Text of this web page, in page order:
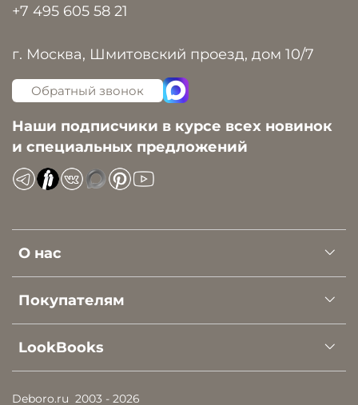
О нас
Покупателям
LookBooks
+7 495 605 58 21
г. Москва, Шмитовский проезд, дом 10/7
Обратный звонок
Наши подписчики в курсе всех новинок
и специальных предложений
Deboro.ru 2003 - 2026